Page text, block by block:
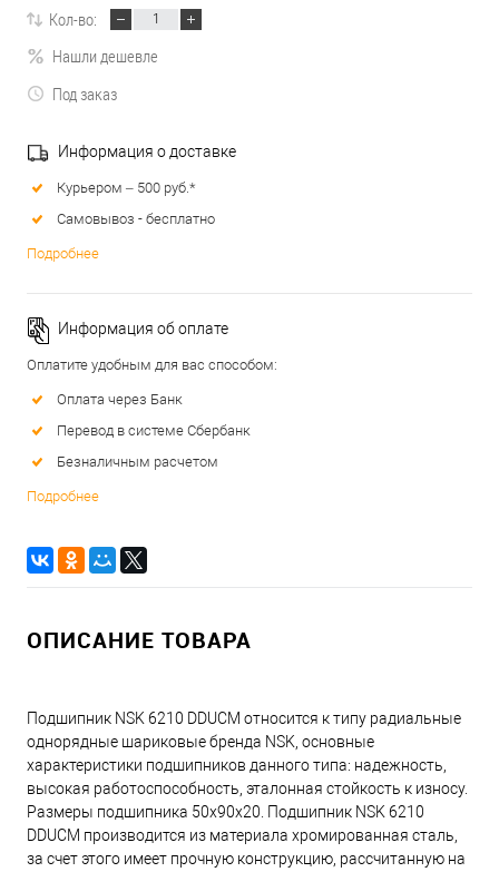
Кол-во:
Нашли дешевле
Под заказ
Информация о доставке
Курьером – 500 руб.*
Самовывоз - бесплатно
Подробнее
Информация об оплате
Оплатите удобным для вас способом:
Оплата через Банк
Перевод в системе Сбербанк
Безналичным расчетом
Подробнее
ОПИСАНИЕ ТОВАРА
Подшипник NSK 6210 DDUCM относится к типу радиальные
однорядные шариковые бренда NSK, основные
характеристики подшипников данного типа: надежность,
высокая работоспособность, эталонная стойкость к износу.
Размеры подшипника 50x90x20. Подшипник NSK 6210
DDUCM производится из материала хромированная сталь,
за счет этого имеет прочную конструкцию, рассчитанную на